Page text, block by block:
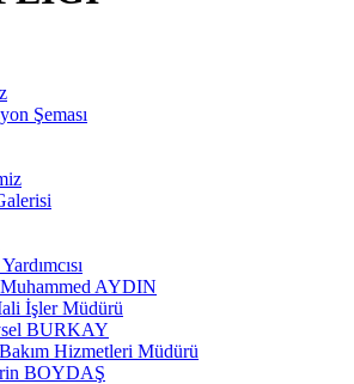
Şeması
AYDIN
İşler Müdürü
BURKAY
Hizmetleri Müdürü
BOYDAŞ